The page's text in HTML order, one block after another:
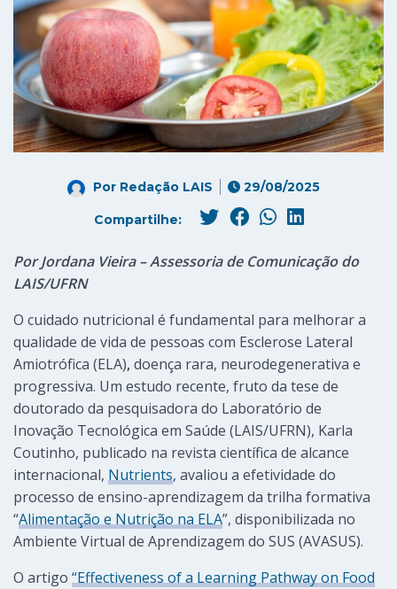
Por Redação LAIS 29/08/2025
Compartilhe:
Por Jordana Vieira – Assessoria de Comunicação do
LAIS/UFRN
O cuidado nutricional é fundamental para melhorar a
qualidade de vida de pessoas com Esclerose Lateral
Amiotrófica (ELA),doença rara, neurodegenerativa e
progressiva. Um estudo recente, fruto da tese de
doutorado da pesquisadora do Laboratório de
Inovação Tecnológica em Saúde (LAIS/UFRN), Karla
Coutinho, publicado na revista científica de alcance
internacional, Nutrients, avaliou a efetividade do
processo de ensino-aprendizagem da trilha formativa
“Alimentação e Nutrição na ELA”, disponibilizada no
Ambiente Virtual de Aprendizagem do SUS (AVASUS).
O artigo “Effectiveness of a Learning Pathway on Food